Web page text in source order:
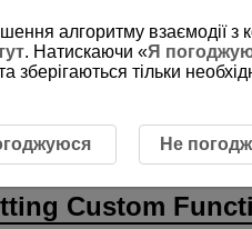
Custom
алгоритму взаємодії з
. Натискаючи «Я
тільки
Не